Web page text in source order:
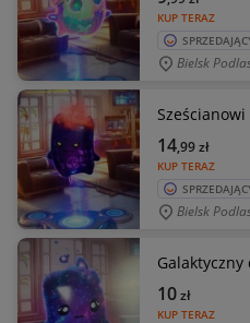
KUP TERAZ
Bielsk
KUP TERAZ
14,99zł
Bielsk
KUP TERAZ
10zł